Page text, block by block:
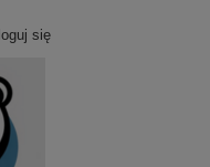
się